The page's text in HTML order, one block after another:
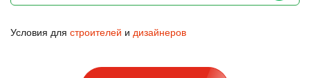
Условия для строителей и дизайнеров